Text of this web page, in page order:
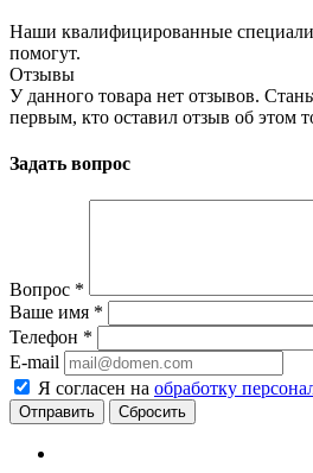
Наши квалифицированные
помогут.
Отзывы
У данного товара нет отзывов.
первым, кто оставил отзыв об этом
Задать вопрос
Вопрос *
Ваше имя *
Телефон *
E-mail
Я согласен на обработку
Сбросить